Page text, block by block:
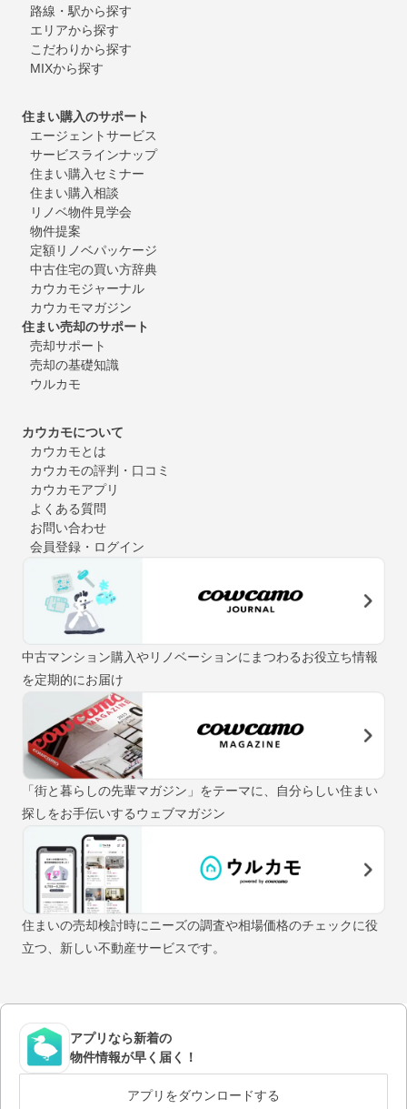
路線・駅から探す
エリアから探す
こだわりから探す
MIXから探す
住まい購入のサポート
エージェントサービス
サービスラインナップ
住まい購入セミナー
住まい購入相談
リノベ物件見学会
物件提案
定額リノベパッケージ
中古住宅の買い方辞典
カウカモジャーナル
カウカモマガジン
住まい売却のサポート
売却サポート
売却の基礎知識
ウルカモ
カウカモについて
カウカモとは
カウカモの評判・口コミ
カウカモアプリ
よくある質問
お問い合わせ
会員登録・ログイン
中古マンション購入やリノベーションにまつわるお役立ち情報
を定期的にお届け
「街と暮らしの先輩マガジン」をテーマに、自分らしい住まい
探しをお手伝いするウェブマガジン
住まいの売却検討時にニーズの調査や相場価格のチェックに役
立つ、新しい不動産サービスです。
アプリなら新着の
物件情報が早く届く！
アプリをダウンロードする